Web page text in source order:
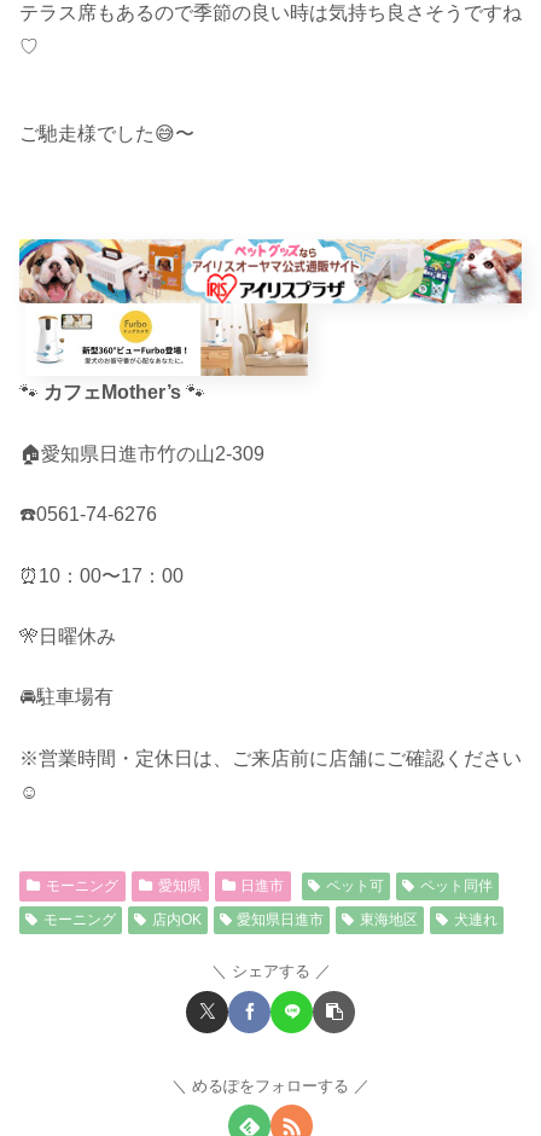
テラス席もあるので季節の良い時は気持ち良さそうですね
♡
ご馳走様でした😅〜
🐾 カフェMother’s 🐾
🏠愛知県日進市竹の山2-309
☎️0561-74-6276
⏰10：00〜17：00
🎌日曜休み
🚘駐車場有
※営業時間・定休日は、ご来店前に店舗にご確認ください
☺︎
モーニング 愛知県 日進市 ペット可
ペット同伴
モーニング
店内OK 愛知県日進市 東海地区 犬連れ
シェアする
めるぽをフォローする